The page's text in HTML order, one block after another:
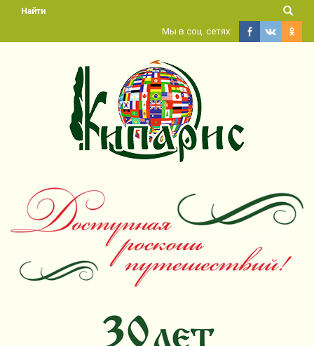
Найти
Мы в соц. сетях: